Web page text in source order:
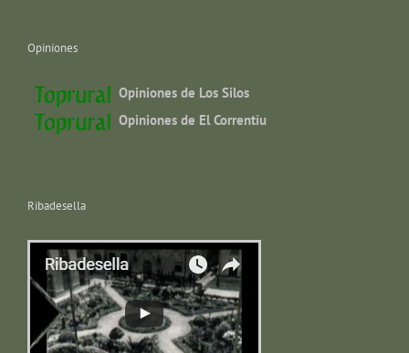
Opiniones
Opiniones de Los Silos
Opiniones de El Correntíu
Ribadesella